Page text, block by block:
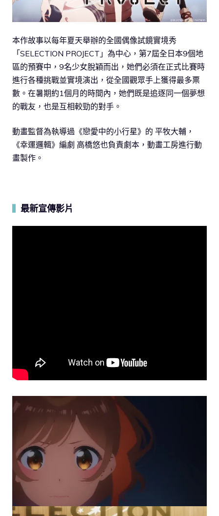
本作故事以每年夏天舉辦的全國偶像試鏡實境秀
「SELECTION PROJECT」為中心，第7屆全日本9個地
區的預賽中，9名少女脫穎而出，她們必須在正式比賽時
進行各種挑戰並實境演出，從全國觀眾手上獲得最多票
數。在暑期約1個月的時間內，她們既是追逐同一個夢想
的戰友，也是互相較勁的對手。
動畫監督為執導過《戀愛中的小行星》的 平牧大輔，
《幸運邏輯》編劇 高橋悠也負責劇本，動畫工房進行動
畫製作。
最新宣傳影片